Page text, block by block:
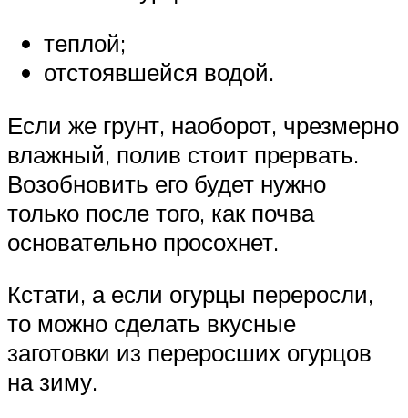
теплой;
отстоявшейся водой.
Если же грунт, наоборот, чрезмерно
влажный, полив стоит прервать.
Возобновить его будет нужно
только после того, как почва
основательно просохнет.
Кстати, а если огурцы переросли,
то можно сделать вкусные
заготовки из переросших огурцов
на зиму.